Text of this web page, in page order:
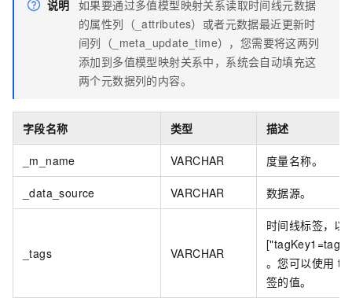
说明 如果要通过多值模型映射关系读取时间线元数据
的属性列（_attributes）或者元数据最近更新时
间列（_meta_update_time），您需要将这两列
添加到多值模型映射关系中，系统会自动填充这
两个元数据列的内容。
字段名称 类型 描述
_m_name VARCHAR 度量名称。
_data_source VARCHAR 数据源。
_tags VARCHAR
时间线标签，以
。您可以使用
签的值。